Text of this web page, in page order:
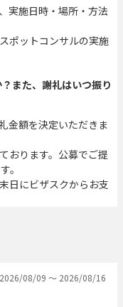
実施日時・場所・方法
ポットコンサルの実施
また、謝礼はいつ振り
金額を決定いただきま
おります。公募でご提
。
日にビザスクからお支
08/09 〜 2026/08/16